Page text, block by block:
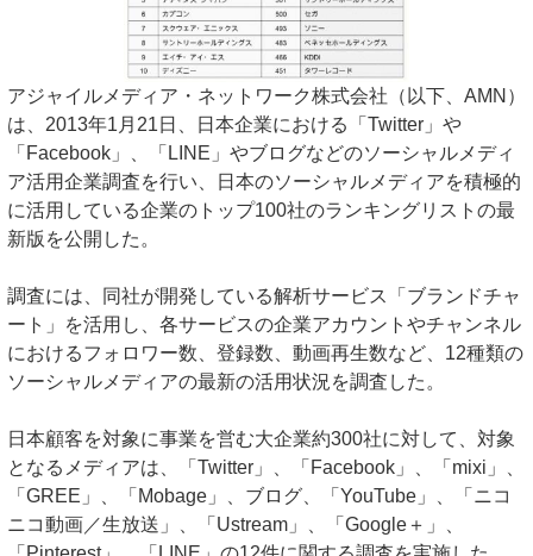
アジャイルメディア・ネットワーク株式会社（以下、AMN）
は、2013年1月21日、日本企業における「Twitter」や
「Facebook」、「LINE」やブログなどのソーシャルメディ
ア活用企業調査を行い、日本のソーシャルメディアを積極的
に活用している企業のトップ100社のランキングリストの最
新版を公開した。
調査には、同社が開発している解析サービス「ブランドチャ
ート」を活用し、各サービスの企業アカウントやチャンネル
におけるフォロワー数、登録数、動画再生数など、12種類の
ソーシャルメディアの最新の活用状況を調査した。
日本顧客を対象に事業を営む大企業約300社に対して、対象
となるメディアは、「Twitter」、「Facebook」、「mixi」、
「GREE」、「Mobage」、ブログ、「YouTube」、「ニコ
ニコ動画／生放送」、「Ustream」、「Google＋」、